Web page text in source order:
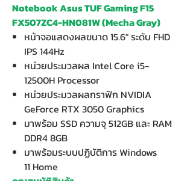
Notebook Asus TUF Gaming F15
FX507ZC4-HN081W (Mecha Gray)
หน้าจอแสดงผลขนาด 15.6" ระดับ FHD
IPS 144Hz
หน่วยประมวลผล Intel Core i5-
12500H Processor
หน่วยประมวลผลกราฟิก NVIDIA
GeForce RTX 3050 Graphics
มาพร้อม SSD ความจุ 512GB และ RAM
DDR4 8GB
มาพร้อมระบบปฏิบัติการ Windows
11 Home